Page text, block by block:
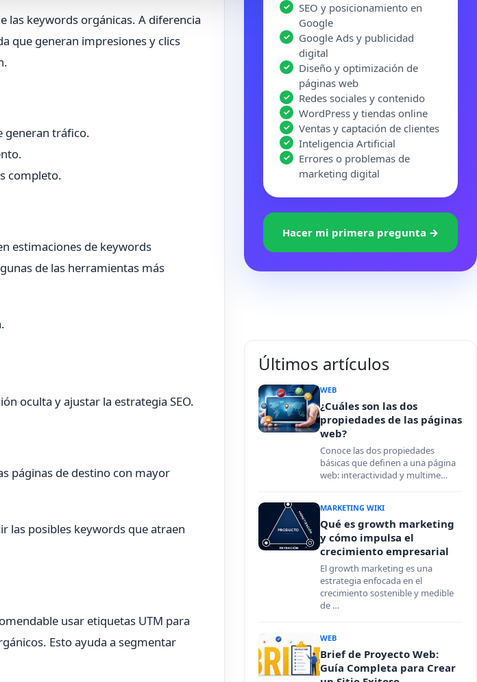
las keywords orgánicas. A diferencia
que generan impresiones y clics
generan tráfico.
completo.
estimaciones de keywords
de las herramientas más
oculta y ajustar la estrategia SEO.
páginas de destino con mayor
las posibles keywords que atraen
usar etiquetas UTM para
Esto ayuda a segmentar
SEO y posicionamiento en
Google
Google Ads y publicidad
digital
Diseño y optimización de
páginas web
Redes sociales y contenido
WordPress y tiendas online
Ventas y captación de clientes
Inteligencia Artificial
Errores o problemas de
marketing digital
Hacer mi primera pregunta →
Últimos artículos
WEB
¿Cuáles son las dos
propiedades de las páginas
web?
Conoce las dos propiedades
básicas que definen a una página
web: interactividad y multime…
MARKETING WIKI
Qué es growth marketing
y cómo impulsa el
crecimiento empresarial
El growth marketing es una
estrategia enfocada en el
crecimiento sostenible y medible
de …
WEB
Brief de Proyecto Web:
Guía Completa para Crear